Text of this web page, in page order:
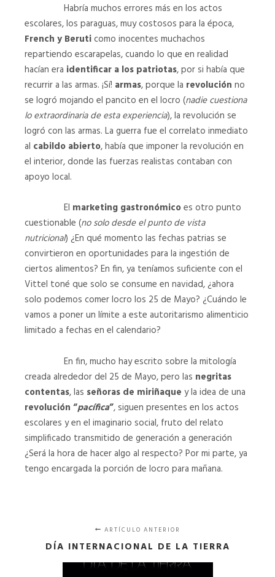
Habría muchos errores más en los actos
escolares, los paraguas, muy costosos para la época,
French y Beruticomo inocentes muchachos
repartiendo escarapelas, cuando lo que en realidad
hacían era identificar a los patriotas, por si había que
recurrir a las armas. ¡Sí! armas, porque la revolución no
se logró mojando el pancito en el locro (nadie cuestiona
lo extraordinaria de esta experiencia), la revolución se
logró con las armas. La guerra fue el correlato inmediato
al cabildo abierto, había que imponer la revolución en
el interior, donde las fuerzas realistas contaban con
apoyo local.
El marketing gastronómicoes otro punto
cuestionable (no solo desde el punto de vista
nutricional) ¿En qué momento las fechas patrias se
convirtieron en oportunidades para la ingestión de
ciertos alimentos? En fin, ya teníamos suficiente con el
Vittel toné que solo se consume en navidad, ¿ahora
solo podemos comer locro los 25 de Mayo? ¿Cuándo le
vamos a poner un límite a este autoritarismo alimenticio
limitado a fechas en el calendario?
En fin, mucho hay escrito sobre la mitología
creada alrededor del 25 de Mayo, pero las negritas
contentas, las señoras de miriñaque y la idea de una
revolución “pacífica”, siguen presentes en los actos
escolares y en el imaginario social, fruto del relato
simplificado transmitido de generación a generación
¿Será la hora de hacer algo al respecto? Por mi parte, ya
tengo encargada la porción de locro para mañana.
ARTÍCULO ANTERIOR
DÍA INTERNACIONAL DE LA TIERRA